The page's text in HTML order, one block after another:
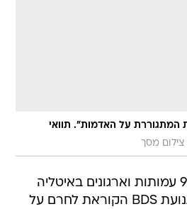
המתגוררת על האדמות". תוואי
מסך
ללחצים הצטרפו כ-90 עמותות וארגונים באיטליה
ובאירופה, ובהם גם תנועת BDS הקוראת לחרם על